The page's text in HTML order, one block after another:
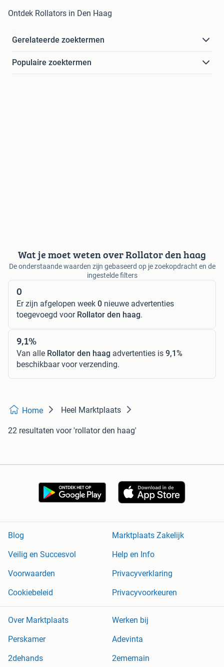
Ontdek Rollators in Den Haag
Gerelateerde zoektermen
Populaire zoektermen
Wat je moet weten over Rollator den haag
De onderstaande waarden zijn gebaseerd op je zoekopdracht en de
ingestelde filters
0
Er zijn afgelopen week 0 nieuwe advertenties
toegevoegd voor Rollator den haag.
9,1%
Van alle Rollator den haag advertenties is 9,1%
beschikbaar voor verzending.
Home Heel Marktplaats
22 resultaten voor 'rollator den haag'
Blog
Marktplaats Zakelijk
Veilig en Succesvol
Help en Info
Voorwaarden
Privacyverklaring
Cookiebeleid
Privacyvoorkeuren
Over Marktplaats
Werken bij
Perskamer
Adevinta
2dehands
2ememain